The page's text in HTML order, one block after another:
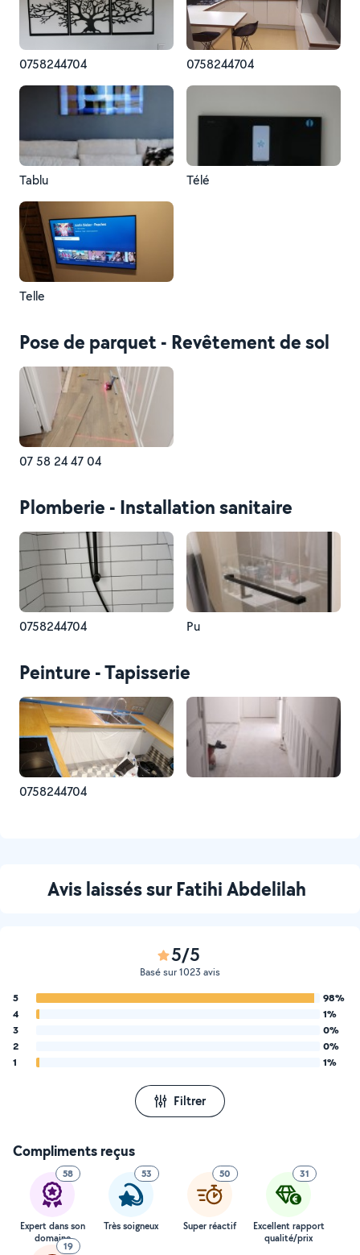
0758244704 0758244704
Tablu Télé
Telle
Pose de parquet - Revêtement de sol
07 58 24 47 04
Plomberie - Installation sanitaire
0758244704 Pu
Peinture - Tapisserie
0758244704
Avis laissés sur Fatihi Abdelilah
5/5
Basé sur 1023 avis
5
98%
4
1%
3
0%
2
0%
1
1%
Filtrer
Compliments reçus
58
Expert dans son
domaine
53
Très soigneux
50
Super réactif
31
Excellent rapport
qualité/prix
19